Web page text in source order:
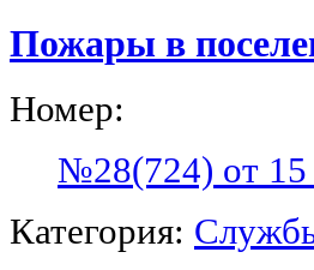
Пожары в
Номер:
№28(724) от
Категория: